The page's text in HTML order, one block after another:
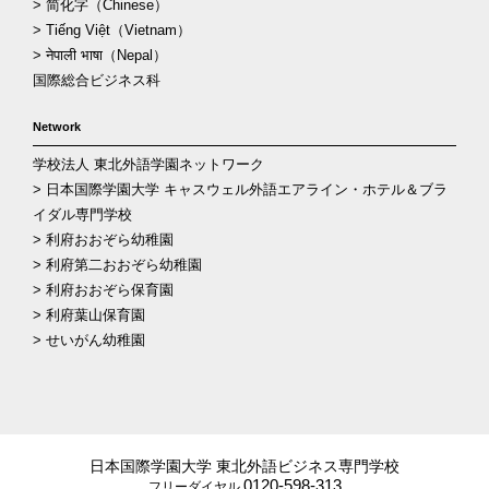
> 简化字（Chinese）
> Tiếng Việt（Vietnam）
> नेपाली भाषा（Nepal）
国際総合ビジネス科
Network
学校法人 東北外語学園ネットワーク
> 日本国際学園大学 キャスウェル外語エアライン・ホテル＆ブラ
イダル専門学校
> 利府おおぞら幼稚園
> 利府第二おおぞら幼稚園
> 利府おおぞら保育園
> 利府葉山保育園
> せいがん幼稚園
日本国際学園大学 東北外語ビジネス専門学校